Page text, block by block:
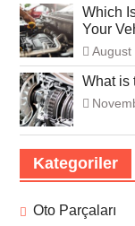
Which
Your
August
What is
Kategoriler
Oto Parçaları